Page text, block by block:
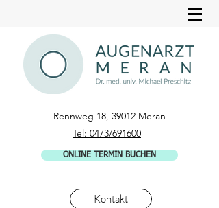
Rennweg 18, 39012 Meran
Tel: 0473/691600
ONLINE TERMIN BUCHEN
Kontakt